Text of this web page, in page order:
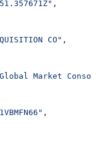
,
CO" ,
Global Market
,